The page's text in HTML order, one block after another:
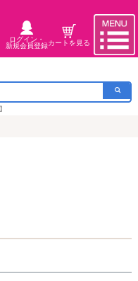
ログイン・
新規会員登録カートを見る